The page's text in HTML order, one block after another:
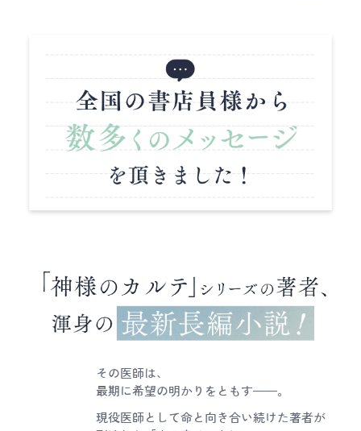
その医師は、
最期に希望の明かりをともす──。
現役医師として命と向き合い続けた著者が